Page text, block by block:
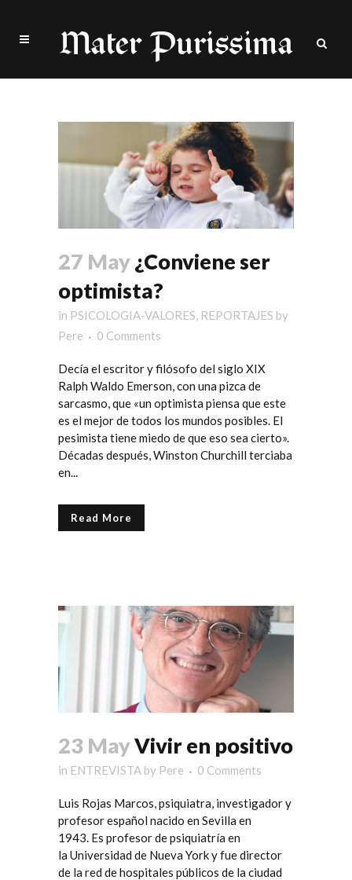
27 May¿Conviene ser
optimista?
in PSICOLOGIA-VALORES, REPORTAJES by
Pere
0 Comments
Decía el escritor y filósofo del siglo XIX
Ralph Waldo Emerson, con una pizca de
sarcasmo, que «un optimista piensa que este
es el mejor de todos los mundos posibles. El
pesimista tiene miedo de que eso sea cierto».
Décadas después, Winston Churchill terciaba
en...
Read More
23 MayVivir en positivo
in ENTREVISTA by Pere 0 Comments
Luis Rojas Marcos, psiquiatra, investigador y
profesor español nacido en Sevilla en
1943. Es profesor de psiquiatría en
la Universidad de Nueva York y fue director
de la red de hospitales públicos de la ciudad